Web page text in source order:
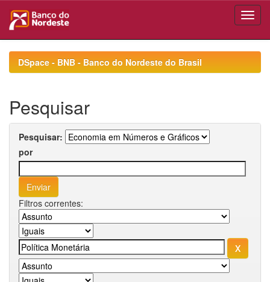
navigationDSpace - BNB - Banco do Nordeste do Brasil
Pesquisar
Pesquisar:
por
Filtros correntes: